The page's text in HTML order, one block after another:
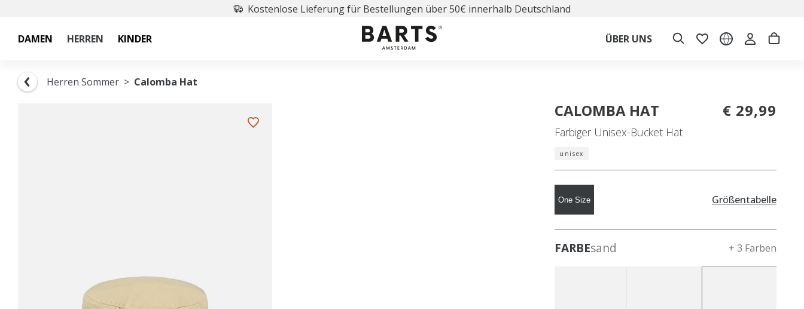
Kostenlose Lieferung für Bestellungen über 50€ innerhalb Deutschland
DAMEN HERREN KINDER ÜBER UNS
Herren Sommer Calomba Hat
CALOMBA HAT
Farbiger Unisex-Bucket Hat
€ 29,99
unisex
One Size Größentabelle
FARBEsand + 3 Farben